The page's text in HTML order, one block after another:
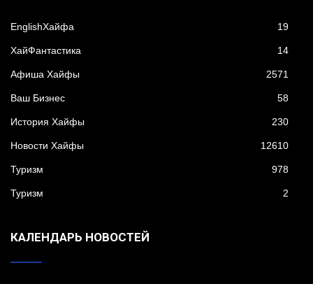
EnglishХайфа 19
XайФантастика 14
Афиша Хайфы 2571
Ваш Бизнес 58
История Хайфы 230
Новости Хайфы 12610
Туризм 978
Туризм 2
КАЛЕНДАРЬ НОВОСТЕЙ